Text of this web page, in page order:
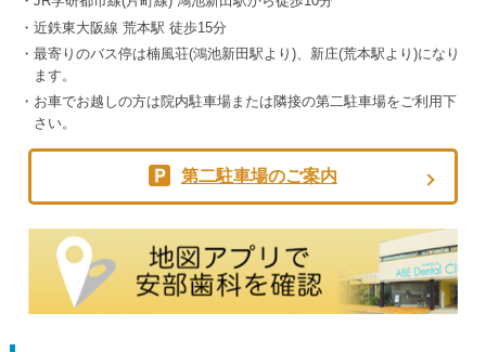
近鉄東大阪線 荒本駅 徒歩15分
最寄りのバス停は楠風荘(鴻池新田駅より)、新庄(荒本駅より)になり
ます。
お車でお越しの方は院内駐車場または隣接の第二駐車場をご利用下
さい。
第二駐車場のご案内